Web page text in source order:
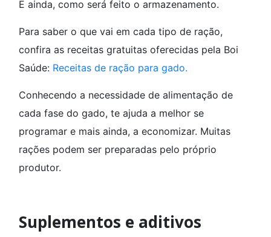
E ainda, como será feito o armazenamento.
Para saber o que vai em cada tipo de ração,
confira as receitas gratuitas oferecidas pela Boi
Saúde: Receitas de ração para gado.
Conhecendo a necessidade de alimentação de
cada fase do gado, te ajuda a melhor se
programar e mais ainda, a economizar. Muitas
rações podem ser preparadas pelo próprio
produtor.
Suplementos e aditivos